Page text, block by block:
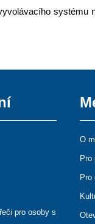
systému
pro osoby s
O
Pro
Pro